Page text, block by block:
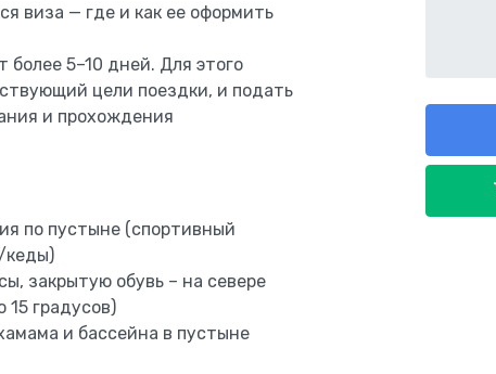
виза — где и как ее оформить
5–10 дней. Для этого
цели поездки, и подать
и прохождения
по пустыне (спортивный
кеды)
закрытую обувь – на севере
15 градусов)
и бассейна в пустыне